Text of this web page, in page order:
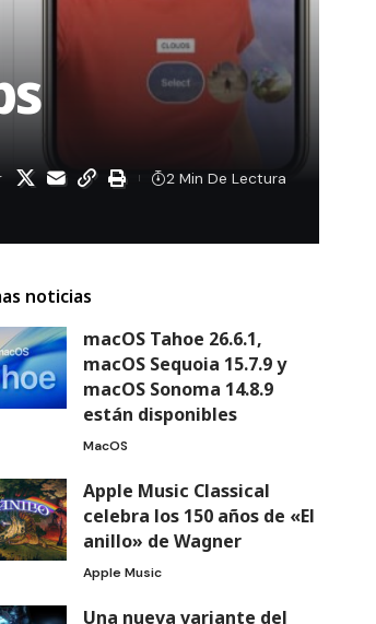
2 Min De Lectura
noticias
macOS Tahoe 26.6.1,
macOS Sequoia 15.7.9 y
macOS Sonoma 14.8.9
están disponibles
MacOS
Apple Music Classical
celebra los 150 años de «El
anillo» de Wagner
Apple Music
Una nueva variante del